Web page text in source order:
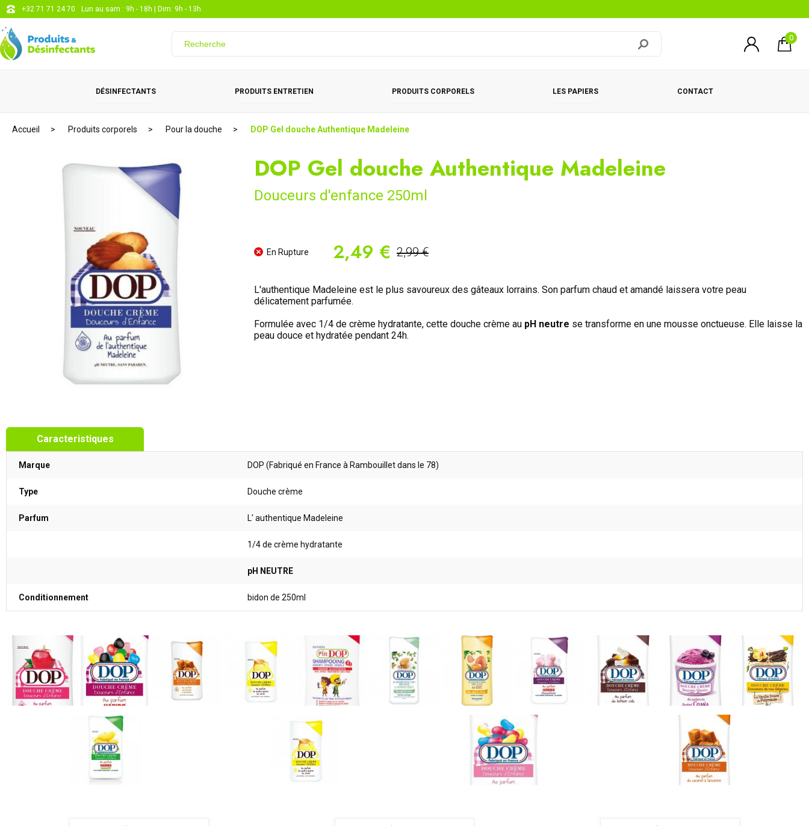
+32 71 71 24 70 Lun au sam : 9h - 18h | Dim: 9h - 13h
0
DÉSINFECTANTS PRODUITS ENTRETIEN PRODUITS CORPORELS LES PAPIERS CONTACT
Accueil Produits corporels Pour la douche DOP Gel douche Authentique Madeleine
DOP Gel douche Authentique Madeleine
Douceurs d'enfance 250ml
En Rupture 2,49 € 2,99 €
L'authentique Madeleine est le plus savoureux des gâteaux lorrains. Son parfum chaud et amandé laissera votre peau
délicatement parfumée.
Formulée avec 1/4 de crème hydratante, cette douche crème au pH neutre se transforme en une mousse onctueuse. Elle laisse la
peau douce et hydratée pendant 24h.
Caracteristiques
Marque DOP (Fabriqué en France à Rambouillet dans le 78)
Type Douche crème
Parfum L' authentique Madeleine
1/4 de crème hydratante
pH NEUTRE
Conditionnement bidon de 250ml